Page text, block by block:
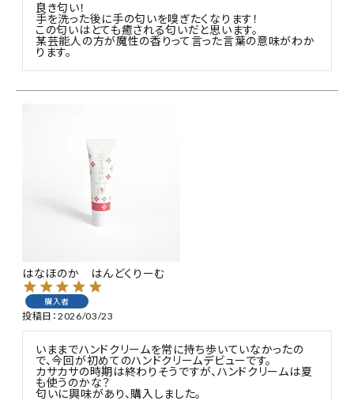
良き匂い！
手を洗った後に手の匂いを嗅ぎたくなります！
この匂いはとても癒される匂いだと思います。
某芸能人の方が魔性の香りって言った言葉の意味がわか
ります。
はなほのか はんどくりーむ
購入者
投稿日 2026/03/23
いままでハンドクリームを常に持ち歩いていなかったの
で、今回が初めてのハンドクリームデビューです。
カサカサの時期は終わりそうですが、ハンドクリームは夏
も使うのかな？